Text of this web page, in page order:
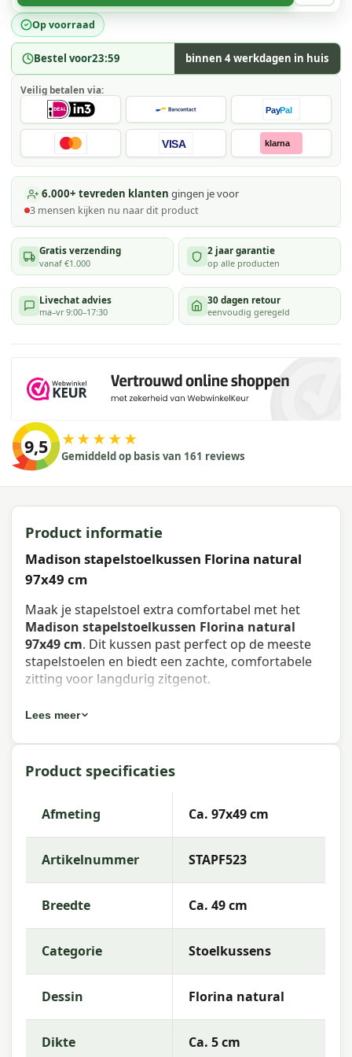
Op voorraad
Bestel voor23:59 binnen 4 werkdagen in huis
Veilig betalen via:
PayPal
VISA klarna
6.000+ tevreden klanten gingen je voor
3 mensen kijken nu naar dit product
Gratis verzending
vanaf €1.000
2 jaar garantie
op alle producten
Livechat advies
ma–vr 9:00–17:30
30 dagen retour
eenvoudig geregeld
9,5 ★★★★★
Gemiddeld op basis van 161 reviews
Product informatie
Madison stapelstoelkussen Florina natural
97x49 cm
Maak je stapelstoel extra comfortabel met het
Madison stapelstoelkussen Florina natural
97x49 cm. Dit kussen past perfect op de meeste
stapelstoelen en biedt een zachte, comfortabele
zitting voor langdurig zitgenot.
Eigenschappen Madison
stapelstoelkussen Florina natural
97x49 cm
STAPF523
EAN:8713229012168
Kleur:natural
Afmeting:Ca. 97x49 cm
Kleurechtheid:
Lees meer
Product specificaties
Afmeting Ca. 97x49 cm
Artikelnummer STAPF523
Breedte Ca. 49 cm
Categorie Stoelkussens
Dessin Florina natural
Dikte Ca. 5 cm